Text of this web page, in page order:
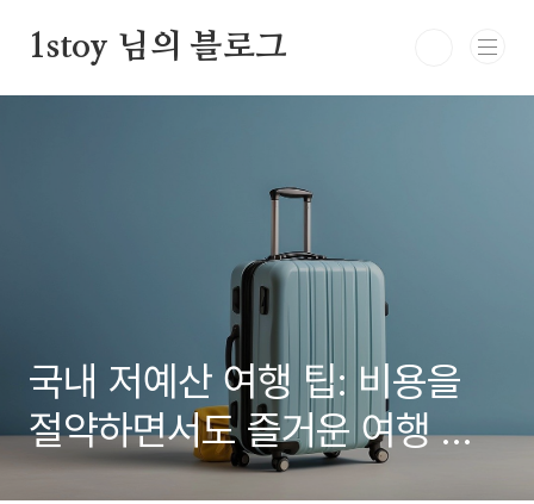
1stoy 님의 블로그
국내 저예산 여행 팁: 비용을
절약하면서도 즐거운 여행 방
법